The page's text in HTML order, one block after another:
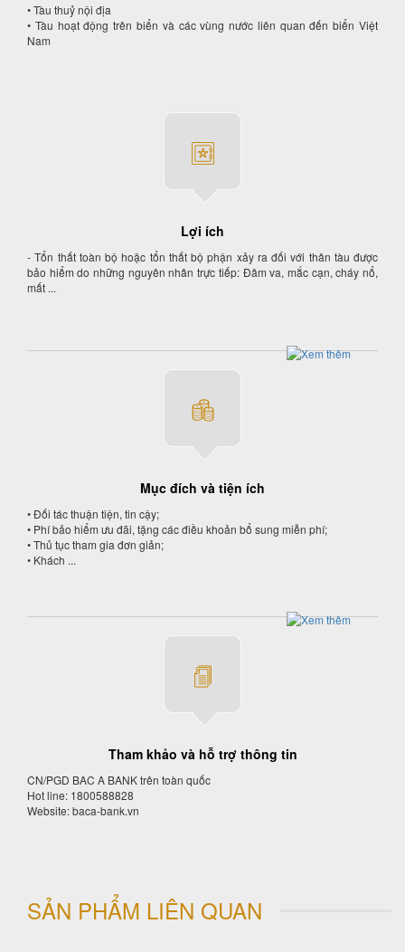
• Tàu thuỷ nội địa
• Tàu hoạt động trên biển và các vùng nước liên quan đến biển Việt
Nam
Lợi ích
- Tổn thất toàn bộ hoặc tổn thất bộ phận xảy ra đối với thân tàu được
bảo hiểm do những nguyên nhân trực tiếp: Đâm va, mắc cạn, cháy nổ,
mất ...
Mục đích và tiện ích
• Đối tác thuận tiện, tin cậy;
• Phí bảo hiểm ưu đãi, tặng các điều khoản bổ sung miễn phí;
• Thủ tục tham gia đơn giản;
• Khách ...
Tham khảo và hỗ trợ thông tin
CN/PGD BAC A BANK trên toàn quốc
Hot line: 1800588828
Website: baca-bank.vn
SẢN PHẨM LIÊN QUAN